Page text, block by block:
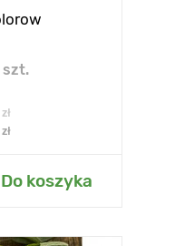
szt.
zł
Do koszyka